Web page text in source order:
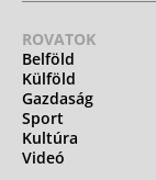
ROVATOK
Belföld
Külföld
Gazdaság
Sport
Kultúra
Videó